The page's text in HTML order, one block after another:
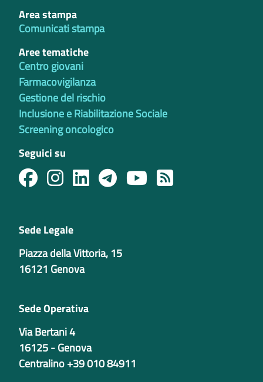
Area stampa
Comunicati stampa
Aree tematiche
Centro giovani
Farmacovigilanza
Gestione del rischio
Inclusione e Riabilitazione Sociale
Screening oncologico
Seguici su
Sede Legale
Piazza della Vittoria, 15
16121 Genova
Sede Operativa
Via Bertani 4
16125 - Genova
Centralino +39 010 84911